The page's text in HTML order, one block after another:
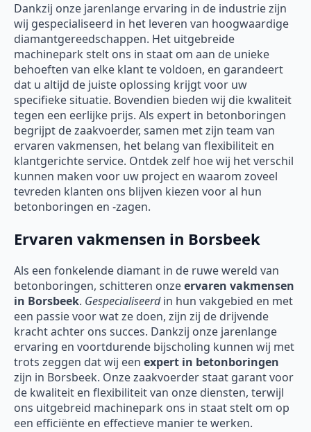
Dankzij onze jarenlange ervaring in de industrie zijn
wij gespecialiseerd in het leveren van hoogwaardige
diamantgereedschappen. Het uitgebreide
machinepark stelt ons in staat om aan de unieke
behoeften van elke klant te voldoen, en garandeert
dat u altijd de juiste oplossing krijgt voor uw
specifieke situatie. Bovendien bieden wij die kwaliteit
tegen een eerlijke prijs. Als expert in betonboringen
begrijpt de zaakvoerder, samen met zijn team van
ervaren vakmensen, het belang van flexibiliteit en
klantgerichte service. Ontdek zelf hoe wij het verschil
kunnen maken voor uw project en waarom zoveel
tevreden klanten ons blijven kiezen voor al hun
betonboringen en -zagen.
Ervaren vakmensen in Borsbeek
Als een fonkelende diamant in de ruwe wereld van
betonboringen, schitteren onzeervaren vakmensen
in Borsbeek. Gespecialiseerdin hun vakgebied en met
een passie voor wat ze doen, zijn zij de drijvende
kracht achter ons succes. Dankzij onze jarenlange
ervaring en voortdurende bijscholing kunnen wij met
trots zeggen dat wij een expert in betonboringen
zijn in Borsbeek. Onze zaakvoerder staat garant voor
de kwaliteit en flexibiliteit van onze diensten, terwijl
ons uitgebreid machinepark ons in staat stelt om op
een efficiënte en effectieve manier te werken.